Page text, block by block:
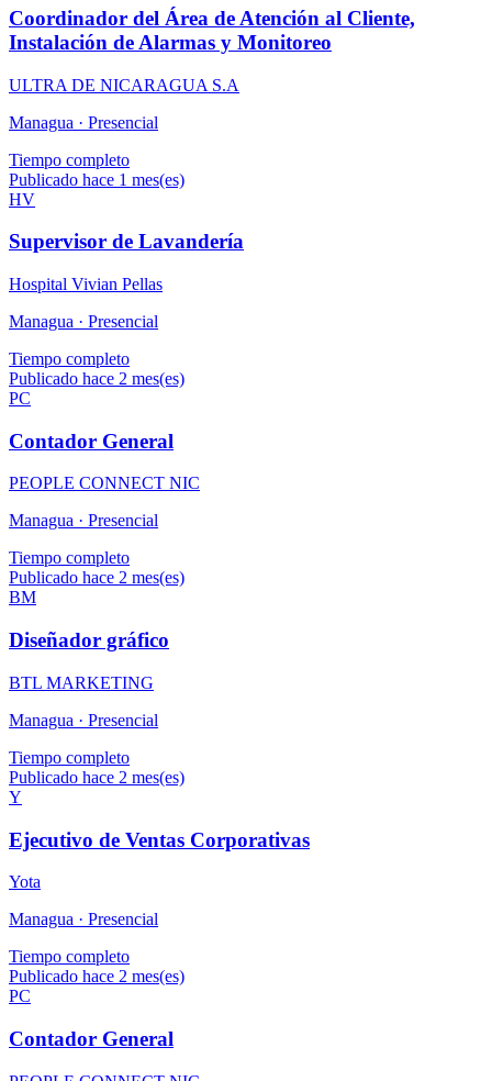
Coordinador del Área de Atención al Cliente,
Instalación de Alarmas y Monitoreo
ULTRA DE NICARAGUA S.A
Managua · Presencial
Tiempo completo
Publicado hace 1 mes(es)
HV
Supervisor de Lavandería
Hospital Vivian Pellas
Managua · Presencial
Tiempo completo
Publicado hace 2 mes(es)
PC
Contador General
PEOPLE CONNECT NIC
Managua · Presencial
Tiempo completo
Publicado hace 2 mes(es)
BM
Diseñador gráfico
BTL MARKETING
Managua · Presencial
Tiempo completo
Publicado hace 2 mes(es)
Y
Ejecutivo de Ventas Corporativas
Yota
Managua · Presencial
Tiempo completo
Publicado hace 2 mes(es)
PC
Contador General